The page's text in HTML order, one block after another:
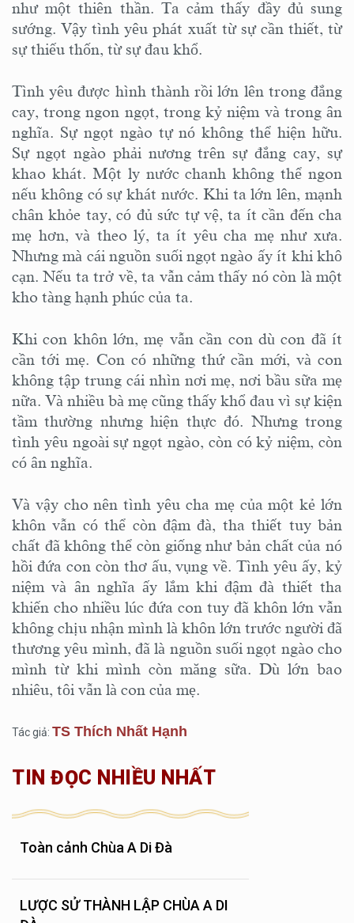
như một thiên thần. Ta cảm thấy đầy đủ sung
sướng. Vậy tình yêu phát xuất từ sự cần thiết, từ
sự thiếu thốn, từ sự đau khổ.
Tình yêu được hình thành rồi lớn lên trong đắng
cay, trong ngon ngọt, trong kỷ niệm và trong ân
nghĩa. Sự ngọt ngào tự nó không thể hiện hữu.
Sự ngọt ngào phải nương trên sự đắng cay, sự
khao khát. Một ly nước chanh không thể ngon
nếu không có sự khát nước. Khi ta lớn lên, mạnh
chân khỏe tay, có đủ sức tự vệ, ta ít cần đến cha
mẹ hơn, và theo lý, ta ít yêu cha mẹ như xưa.
Nhưng mà cái nguồn suối ngọt ngào ấy ít khi khô
cạn. Nếu ta trở về, ta vẫn cảm thấy nó còn là một
kho tàng hạnh phúc của ta.
Khi con khôn lớn, mẹ vẫn cần con dù con đã ít
cần tới mẹ. Con có những thứ cần mới, và con
không tập trung cái nhìn nơi mẹ, nơi bầu sữa mẹ
nữa. Và nhiều bà mẹ cũng thấy khổ đau vì sự kiện
tầm thường nhưng hiện thực đó. Nhưng trong
tình yêu ngoài sự ngọt ngào, còn có kỷ niệm, còn
có ân nghĩa.
Và vậy cho nên tình yêu cha mẹ của một kẻ lớn
khôn vẫn có thể còn đậm đà, tha thiết tuy bản
chất đã không thể còn giống như bản chất của nó
hồi đứa con còn thơ ấu, vụng về. Tình yêu ấy, kỷ
niệm và ân nghĩa ấy lắm khi đậm đà thiết tha
khiến cho nhiều lúc đứa con tuy đã khôn lớn vẫn
không chịu nhận mình là khôn lớn trước người đã
thương yêu mình, đã là nguồn suối ngọt ngào cho
mình từ khi mình còn măng sữa. Dù lớn bao
nhiêu, tôi vẫn là con của mẹ.
Tác giả: TS Thích Nhất Hạnh
TIN ĐỌC NHIỀU NHẤT
Toàn cảnh Chùa A Di Đà
LƯỢC SỬ THÀNH LẬP CHÙA A DI